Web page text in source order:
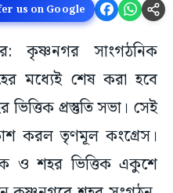
us on Google
কৃষ্ণনগর সাংগঠনিক
মধ্যেই শেষ করা হবে
প্রস্তুতি সভা। সেই
করল তৃণমূল কংগ্রেস।
ও শহর ভিত্তিক একুশে